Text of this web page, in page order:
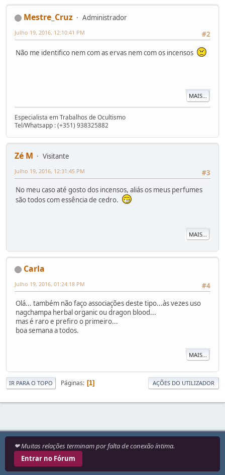
Mestre_Cruz
Administrador
#2
Julho 19, 2016, 12:10:41 PM
Não me identifico nem com as ervas nem com os incensos
MAIS...
Especialista em Trabalhos de Ocultismo
Tel/Whatsapp : (+351) 938325882
Zé M
Visitante
#3
Julho 19, 2016, 12:31:45 PM
No meu caso até gosto dos incensos, aliás os meus perfumes
são todos com essência de cedro.
MAIS...
Carla
#4
Julho 19, 2016, 01:24:18 PM
Olá... também não faço associações deste tipo...às vezes uso
nagchampa herbal organic ou dragon blood...
mas é raro e prefiro o primeiro...
boa semana a todos.
MAIS...
IR PARA O TOPO Páginas 1 AÇÕES DO UTILIZADOR
❤ Muitas relações terminam por falta de conexão íntima.
Entrar no Fórum